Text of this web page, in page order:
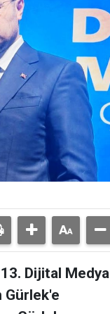
Dijital Medya
Gürlek'e